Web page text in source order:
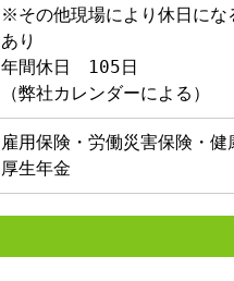
※その他現場により休日にな
あり
年間休日 105日
（弊社カレンダーによる）
雇用保険・労働災害保険・健
厚生年金